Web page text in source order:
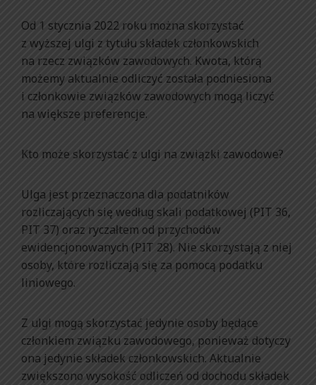
Od 1 stycznia 2022 roku można skorzystać
z wyższej ulgi z tytułu składek członkowskich
na rzecz związków zawodowych. Kwota, którą
możemy aktualnie odliczyć została podniesiona
i członkowie związków zawodowych mogą liczyć
na większe preferencje.
Kto może skorzystać z ulgi na związki zawodowe?
Ulga jest przeznaczona dla podatników
rozliczających się według skali podatkowej (PIT 36,
PIT 37) oraz ryczałtem od przychodów
ewidencjonowanych (PIT 28). Nie skorzystają z niej
osoby, które rozliczają się za pomocą podatku
liniowego.
Z ulgi mogą skorzystać jedynie osoby będące
członkiem związku zawodowego, ponieważ dotyczy
ona jedynie składek członkowskich. Aktualnie
zwiększono wysokość odliczeń od dochodu składek